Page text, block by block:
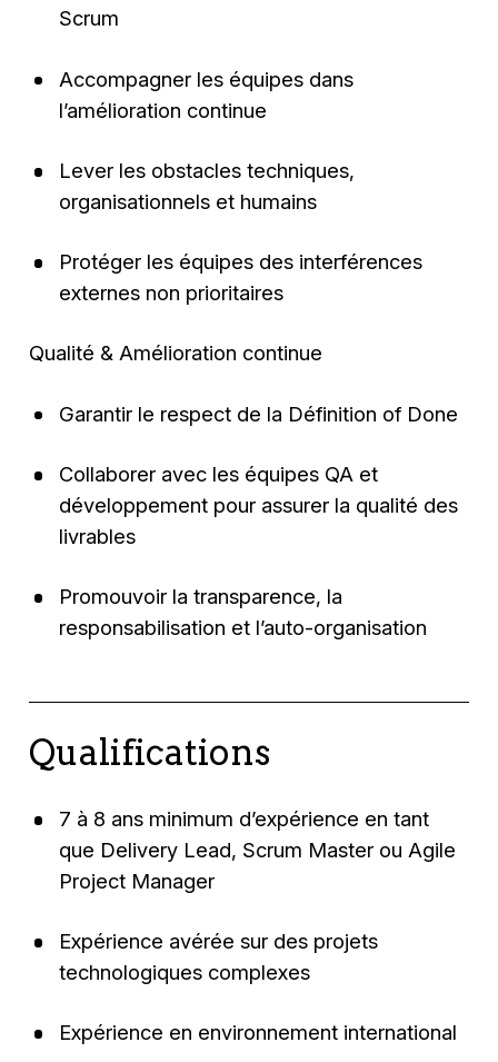
Scrum
Accompagner les équipes dans
l’amélioration continue
Lever les obstacles techniques,
organisationnels et humains
Protéger les équipes des interférences
externes non prioritaires
Qualité & Amélioration continue
Garantir le respect de la Définition of Done
Collaborer avec les équipes QA et
développement pour assurer la qualité des
livrables
Promouvoir la transparence, la
responsabilisation et l’auto-organisation
Qualifications
7 à 8 ans minimum d’expérience en tant
que Delivery Lead, Scrum Master ou Agile
Project Manager
Expérience avérée sur des projets
technologiques complexes
Expérience en environnement international